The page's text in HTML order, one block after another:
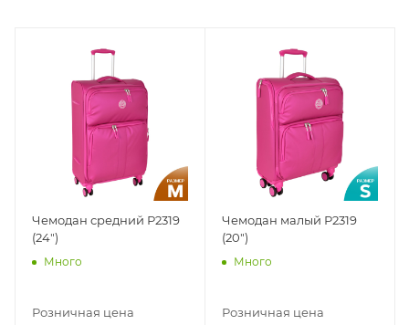
Чемодан средний Р2319
(24")
Много
Розничная цена
Чемодан малый Р2319
(20")
Много
Розничная цена